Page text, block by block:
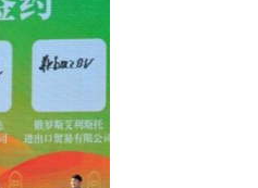
橘外销业务的又一佳绩
鲜品供应链科技有限公
活动在霍尔果斯口岸